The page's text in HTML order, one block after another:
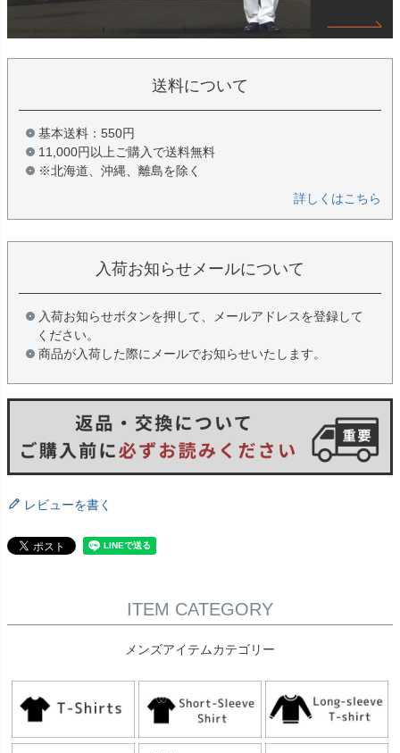
送料について
基本送料：550円
11,000円以上ご購入で送料無料
※北海道、沖縄、離島を除く
詳しくはこちら
入荷お知らせメールについて
入荷お知らせボタンを押して、メールアドレスを登録して
ください。
商品が入荷した際にメールでお知らせいたします。
レビューを書く
ITEM CATEGORY
メンズアイテムカテゴリー